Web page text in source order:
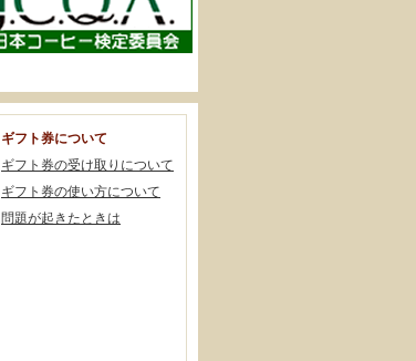
ギフト券について
ギフト券の受け取りについて
ギフト券の使い方について
問題が起きたときは